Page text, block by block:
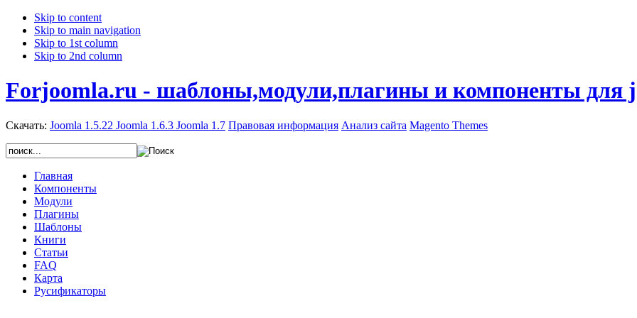
Skip to content
Skip to main navigation
Skip to 1st column
Skip to 2nd column
Forjoomla.ru - шаблоны,модули,плагины и компоненты для
Скачать: Joomla 1.5.22 Joomla 1.6.3 Joomla 1.7 Правовая информация Анализ сайта Magento Themes
Главная
Компоненты
Модули
Плагины
Шаблоны
Книги
Статьи
FAQ
Карта
Русификаторы